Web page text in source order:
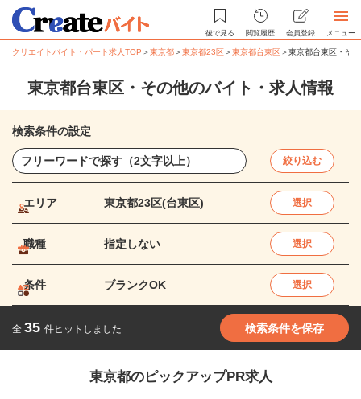
後で見る 閲覧履歴 会員登録 メニュー
クリエイトバイト・パート求人TOP ＞東京都＞東京都23区＞東京都台東区＞東京都台東区・そ
東京都台東区・その他のバイト・求人情報
検索条件の設定
絞り込む
エリア 東京都23区(台東区) 選択
職種 指定しない 選択
条件 ブランクOK 選択
全 35 件ヒットしました 検索条件を保存
東京都のピックアップPR求人